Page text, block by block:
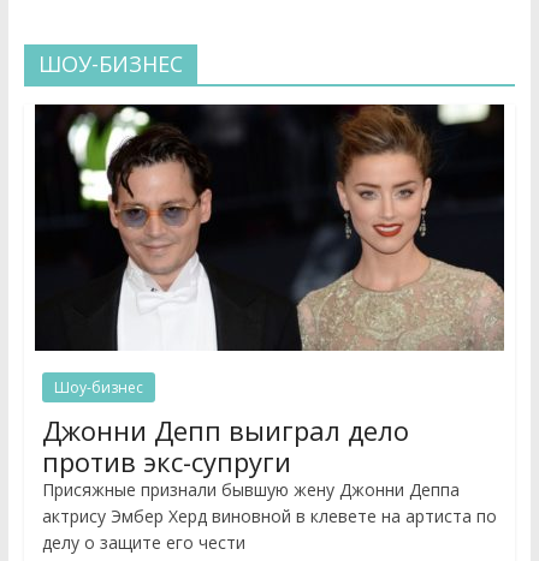
ШОУ-БИЗНЕС
Шоу-бизнес
Джонни Депп выиграл дело
против экс-супруги
Присяжные признали бывшую жену Джонни Деппа
актрису Эмбер Херд виновной в клевете на артиста по
делу о защите его чести